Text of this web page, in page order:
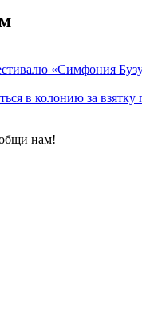
«Симфония
в колонию за взятку
нам!